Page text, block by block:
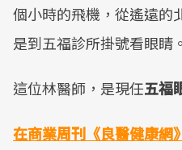
個小時的飛機，從遙遠的
是到五福診所掛號看眼睛。
這位林醫師，是現任五福
在商業周刊《良醫健康網